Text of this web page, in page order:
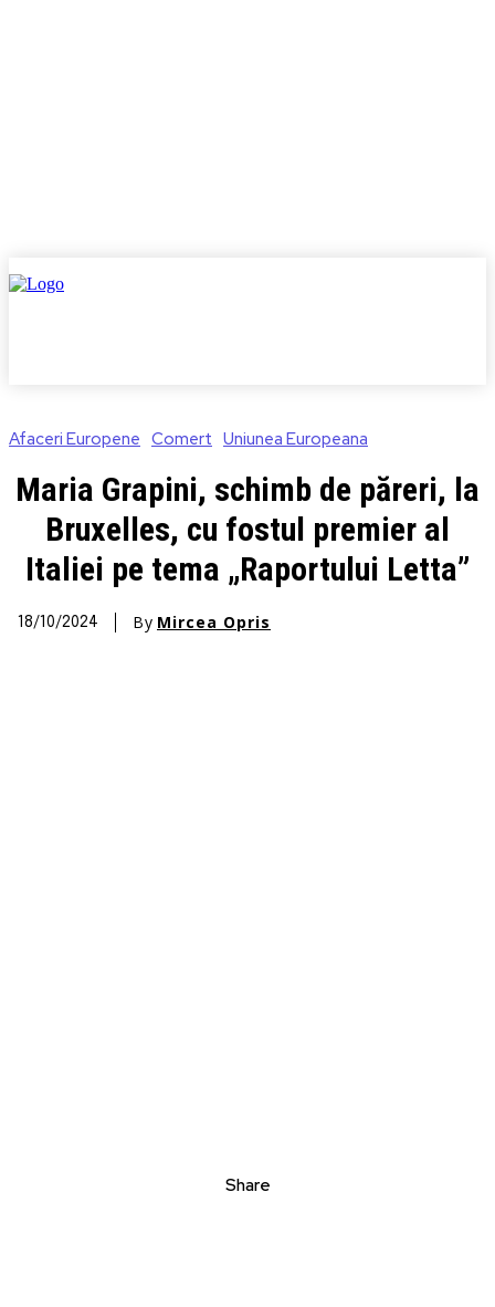
Afaceri Europene Comert Uniunea Europeana
Maria Grapini, schimb de păreri, la
Bruxelles, cu fostul premier al
Italiei pe tema „Raportului Letta”
18/10/2024 By Mircea Opris
Share